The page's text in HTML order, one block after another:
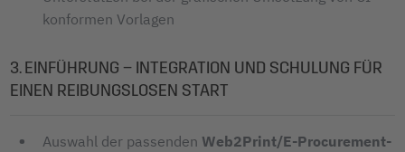
konformen Vorlagen
3. EINFÜHRUNG – INTEGRATION UND SCHULUNG FÜR
EINEN REIBUNGSLOSEN START
Auswahl der passenden Web2Print/E-Procurement-